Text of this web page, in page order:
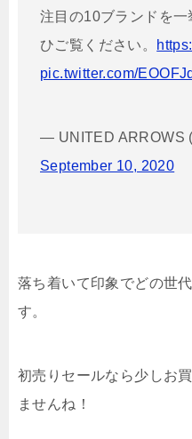
注目の10ブランドを
ひご覧ください。
pic.twitter.com/
— UNITED ARROWS
September 10, 2020
落ち着いて印象でどの世
す。
初売りセールなら少しお
ませんね！